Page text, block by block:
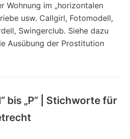
Wohnung im „horizontalen
usw. Callgirl, Fotomodell,
Swingerclub. Siehe dazu
Ausübung der Prostitution
bis „P“ | Stichworte für